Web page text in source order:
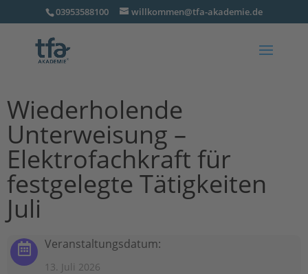
03953588100 willkommen@tfa-akademie.de
Wiederholende
Unterweisung –
Elektrofachkraft für
festgelegte Tätigkeiten
Juli
Veranstaltungsdatum:
13. Juli 2026